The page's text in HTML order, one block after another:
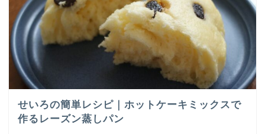
せいろの簡単レシピ｜ホットケーキミックスで
作るレーズン蒸しパン